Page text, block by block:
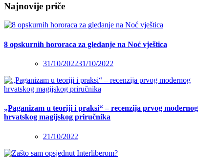
Najnovije priče
8 opskurnih hororaca za gledanje na Noć vještica
31/10/202231/10/2022
„Paganizam u teoriji i praksi“ – recenzija prvog modernog
hrvatskog magijskog priručnika
21/10/2022